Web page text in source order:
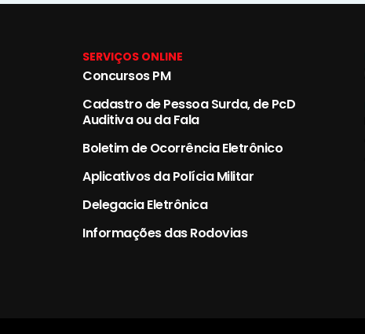
SERVIÇOS ONLINE
Concursos PM
Cadastro de Pessoa Surda, de PcD
Auditiva ou da Fala
Boletim de Ocorrência Eletrônico
Aplicativos da Polícia Militar
Delegacia Eletrônica
Informações das Rodovias